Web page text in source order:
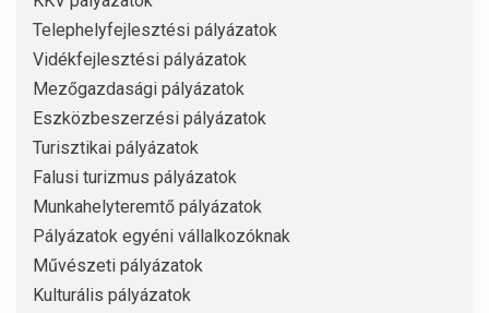
Telephelyfejlesztési pályázatok
Vidékfejlesztési pályázatok
Mezőgazdasági pályázatok
Eszközbeszerzési pályázatok
Turisztikai pályázatok
Falusi turizmus pályázatok
Munkahelyteremtő pályázatok
Pályázatok egyéni vállalkozóknak
Művészeti pályázatok
Kulturális pályázatok